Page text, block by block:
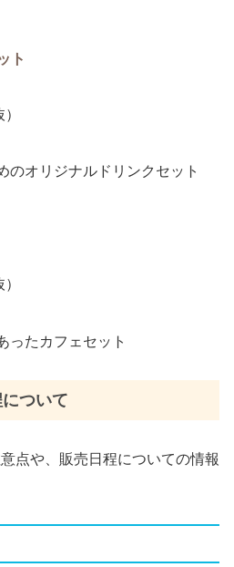
ト
のオリジナルドリンクセット
ったカフェセット
ついて
点や、販売日程についての情報